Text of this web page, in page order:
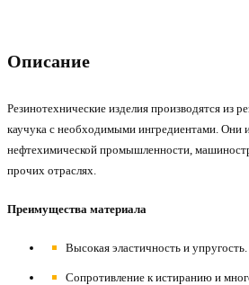
Описание
Резинотехнические изделия производятся из
каучука с необходимыми ингредиентами. Они
нефтехимической промышленности,
прочих отраслях.
Преимущества материала
Высокая эластичность и упругость.
Сопротивление к истиранию и